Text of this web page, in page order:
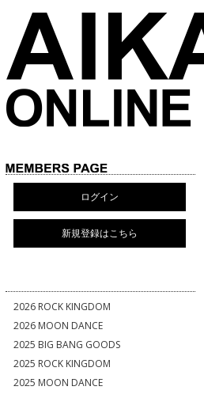
ログイン
新規登録はこちら
2026 ROCK KINGDOM
2026 MOON DANCE
2025 BIG BANG GOODS
2025 ROCK KINGDOM
2025 MOON DANCE